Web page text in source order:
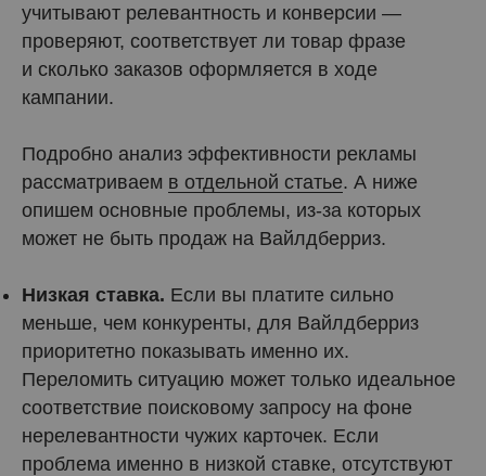
учитывают релевантность и конверсии —
проверяют, соответствует ли товар фразе
и сколько заказов оформляется в ходе
кампании.
Подробно анализ эффективности рекламы
рассматриваем в отдельной статье. А ниже
опишем основные проблемы, из-за которых
может не быть продаж на Вайлдберриз.
Низкая ставка. Если вы платите сильно
меньше, чем конкуренты, для Вайлдберриз
приоритетно показывать именно их.
Переломить ситуацию может только идеальное
соответствие поисковому запросу на фоне
нерелевантности чужих карточек. Если
проблема именно в низкой ставке, отсутствуют